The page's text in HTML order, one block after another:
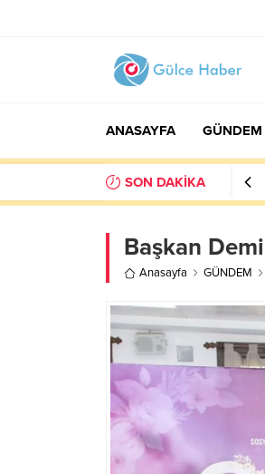
ANASAYFA GÜNDEM
SON DAKİKA
Başkan
Anasayfa GÜNDEM